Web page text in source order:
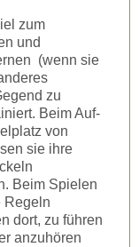
zum
und
(wenn sie
zu
Beim Auf-
von
sie ihre
Beim Spielen
Regeln
dort, zu führen
anzuhören